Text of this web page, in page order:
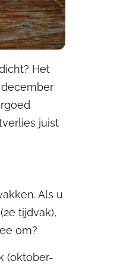
Het
juist
Als u
tijdvak),
om?
(oktober-